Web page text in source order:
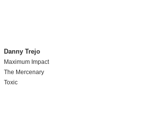
Danny Trejo
Maximum Impact
The Mercenary
Toxic